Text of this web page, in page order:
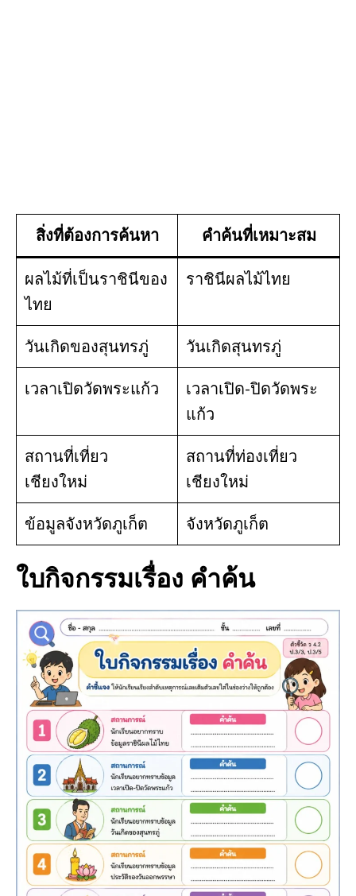
สิ่งที่ต้องการค้นหา คำค้นที่เหมาะสม
ผลไม้ที่เป็นราชินีของ
ไทย
ราชินีผลไม้ไทย
วันเกิดของสุนทรภู่
วันเกิดสุนทรภู่
เวลาเปิดวัดพระแก้ว
เวลาเปิด-ปิดวัดพระ
แก้ว
สถานที่เที่ยว
เชียงใหม่
สถานที่ท่องเที่ยว
เชียงใหม่
ข้อมูลจังหวัดภูเก็ต
จังหวัดภูเก็ต
ใบกิจกรรมเรื่อง คำค้น